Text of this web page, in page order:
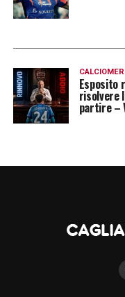
Esposito
risolvere
partire –